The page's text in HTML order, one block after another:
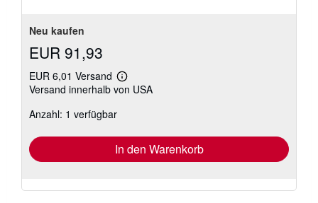
Neu kaufen
EUR 91,93
EUR 6,01 Versand
Weitere
Informationen
Versand innerhalb von USA
Anzahl: 1 verfügbar
In den Warenkorb